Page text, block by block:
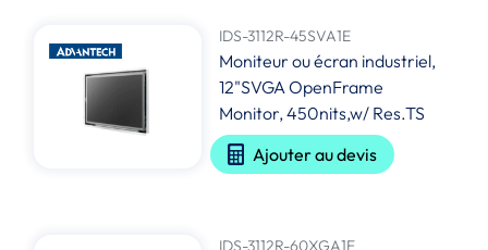
IDS-3112R-45SVA1E
Moniteur ou écran industriel,
12"SVGA OpenFrame
Monitor, 450nits,w/ Res.TS
Ajouter au devis
IDS-3112R-60XGA1E